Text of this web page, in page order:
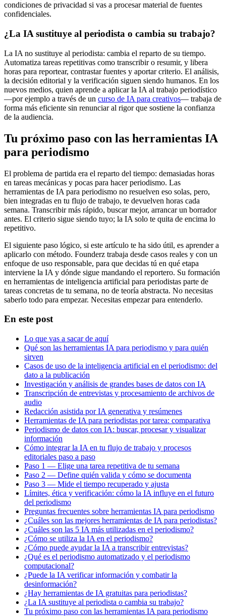
condiciones de privacidad si vas a procesar material de fuentes
confidenciales.
¿La IA sustituye al periodista o cambia su trabajo?
La IA no sustituye al periodista: cambia el reparto de su tiempo.
Automatiza tareas repetitivas como transcribir o resumir, y libera
horas para reportear, contrastar fuentes y aportar criterio. El análisis,
la decisión editorial y la verificación siguen siendo humanos. En los
nuevos medios, quien aprende a aplicar la IA al trabajo periodístico
—por ejemplo a través de un curso de IA para creativos— trabaja de
forma más eficiente sin renunciar al rigor que sostiene la confianza
de la audiencia.
Tu próximo paso con las herramientas IA
para periodismo
El problema de partida era el reparto del tiempo: demasiadas horas
en tareas mecánicas y pocas para hacer periodismo. Las
herramientas de IA para periodismo no resuelven eso solas, pero,
bien integradas en tu flujo de trabajo, te devuelven horas cada
semana. Transcribir más rápido, buscar mejor, arrancar un borrador
antes. El criterio sigue siendo tuyo; la IA solo te quita de encima lo
repetitivo.
El siguiente paso lógico, si este artículo te ha sido útil, es aprender a
aplicarlo con método. Founderz trabaja desde casos reales y con un
enfoque de uso responsable, para que decidas tú en qué etapa
interviene la IA y dónde sigue mandando el reportero. Su formación
en herramientas de inteligencia artificial para periodistas parte de
tareas concretas de tu semana, no de teoría abstracta. No necesitas
saberlo todo para empezar. Necesitas empezar para entenderlo.
En este post
Lo que vas a sacar de aquí
Qué son las herramientas IA para periodismo y para quién
sirven
Casos de uso de la inteligencia artificial en el periodismo: del
dato a la publicación
Investigación y análisis de grandes bases de datos con IA
Transcripción de entrevistas y procesamiento de archivos de
audio
Redacción asistida por IA generativa y resúmenes
Herramientas de IA para periodistas por tarea: comparativa
Periodismo de datos con IA: buscar, procesar y visualizar
información
Cómo integrar la IA en tu flujo de trabajo y procesos
editoriales paso a paso
Paso 1 — Elige una tarea repetitiva de tu semana
Paso 2 — Define quién valida y cómo se documenta
Paso 3 — Mide el tiempo recuperado y ajusta
Límites, ética y verificación: cómo la IA influye en el futuro
del periodismo
Preguntas frecuentes sobre herramientas IA para periodismo
¿Cuáles son las mejores herramientas de IA para periodistas?
¿Cuáles son las 5 IA más utilizadas en el periodismo?
¿Cómo se utiliza la IA en el periodismo?
¿Cómo puede ayudar la IA a transcribir entrevistas?
¿Qué es el periodismo automatizado y el periodismo
computacional?
¿Puede la IA verificar información y combatir la
desinformación?
¿Hay herramientas de IA gratuitas para periodistas?
¿La IA sustituye al periodista o cambia su trabajo?
Tu próximo paso con las herramientas IA para periodismo